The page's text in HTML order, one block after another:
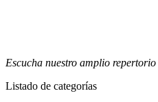
Escucha nuestro amplio repertorio
Listado de categorías